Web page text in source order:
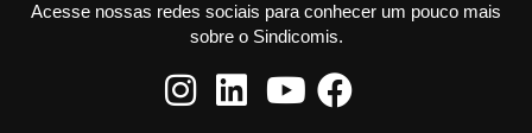
Acesse nossas redes sociais para conhecer um pouco mais
sobre o Sindicomis.